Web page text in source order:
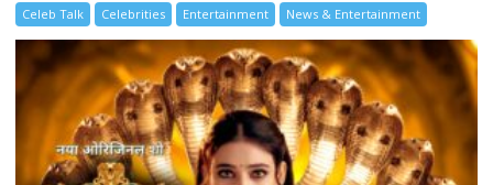
Celeb Talk Celebrities Entertainment News & Entertainment